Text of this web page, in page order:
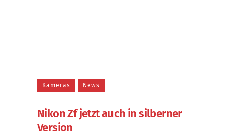
Kameras News
Nikon Zf jetzt auch in silberner
Version